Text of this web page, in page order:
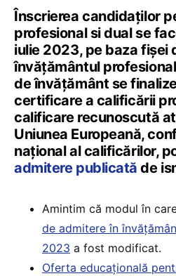
Înscrierea candidaților
profesional si dual se
iulie 2023, pe baza fișei
învățământul
de învățământ se
certificare a calificării
calificare recunoscută
Uniunea Europeană,
naţional al calificărilor,
admitere publicată de
Amintim că modul în
de admitere în
2023 a fost modificat.
Oferta educaţională